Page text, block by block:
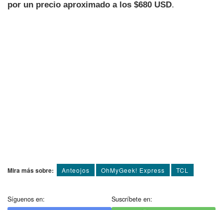
por un precio aproximado a los $680 USD.
Mira más sobre: Anteojos OhMyGeek! Express TCL
Síguenos en: Suscríbete en: